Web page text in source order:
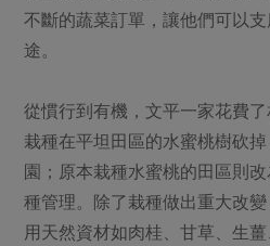
不斷的蔬菜訂單，讓他們可以
途。
從慣行到有機，文平一家花費
栽種在平坦田區的水蜜桃樹砍
園；原本栽種水蜜桃的田區則
種管理。除了栽種做出重大改
用天然資材如肉桂、甘草、生